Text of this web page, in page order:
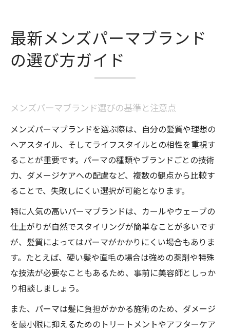
ゆるめパーマが人気の秘密とスタイリング術
メンズパーマで叶うゆるめパーマの魅力
ナチュラルな動きを出すスタイリング方法
ゆるめメンズパーマのトレンドと特徴解説
トレンド感を演出するメンズパーマ波巻きの魅
力
メンズパーマ波巻きで作る最旬ヘアスタイ
ル
メンズパーマで簡単におしゃれを演出する
方法
波巻きパーマが人気の理由とアレンジ術
ビジネスにも映える波巻きメンズパーマ
ビジネスにも合う大人のメンズパーマデザイン
大人が選ぶべきメンズパーマデザインの特
最新メンズパーマブランド
の選び方ガイド
メンズパーマブランド選びの基準と注意点
メンズパーマブランドを選ぶ際は、自分の髪質や理想の
ヘアスタイル、そしてライフスタイルとの相性を重視す
ることが重要です。パーマの種類やブランドごとの技術
力、ダメージケアへの配慮など、複数の観点から比較す
ることで、失敗しにくい選択が可能となります。
特に人気の高いパーマブランドは、カールやウェーブの
仕上がりが自然でスタイリングが簡単なことが多いです
が、髪質によってはパーマがかかりにくい場合もありま
す。たとえば、硬い髪や直毛の場合は強めの薬剤や特殊
な技法が必要なこともあるため、事前に美容師としっか
り相談しましょう。
また、パーマは髪に負担がかかる施術のため、ダメージ
を最小限に抑えるためのトリートメントやアフターケア